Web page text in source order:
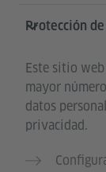
Protección
Este sitio
mayor
datos
privacidad.